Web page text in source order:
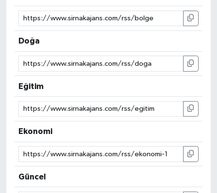
Doğa
Eğitim
Ekonomi
Güncel